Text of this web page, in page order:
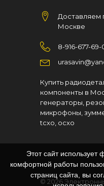
Доставляем
Москве
8-916-677-69-
Купить
компоненты в
генераторы,
микрофоны,
tcxo, ocxo
© 2026
Этот сайт
комфортной работы
страниц сайта, вы